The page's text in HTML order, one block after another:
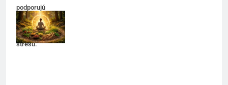
podporujú
energiu a
zvládanie
stresu.